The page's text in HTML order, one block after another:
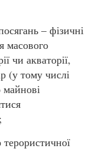
– фізичні
масового
чи акваторії,
(у тому числі
майнові